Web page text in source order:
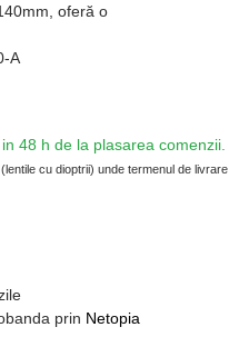
oferă o
A
48 h de la plasarea comenzii.
cu dioptrii) unde termenul de livrare
prin Netopia